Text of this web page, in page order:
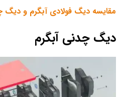
مقایسه دیگ‌ فولادی آبگرم و دیگ‌
دیگ‌ چدنی آبگرم